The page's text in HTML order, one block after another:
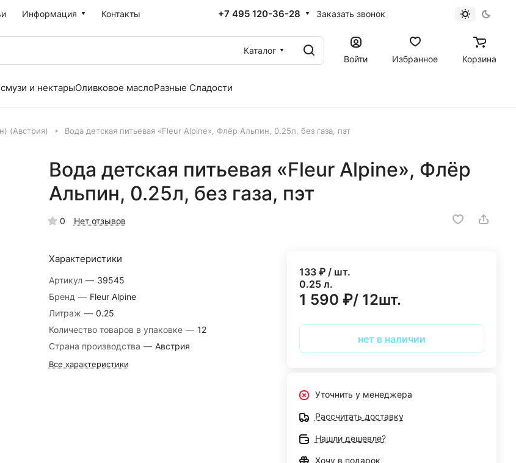
Информация Контакты +7 495 120-36-28 Заказать звонок
Каталог
Войти
Избранное Корзина
и нектарыОливковое маслоРазные Сладости
(Австрия) Вода детская питьевая «Fleur Alpine», Флёр Альпин, 0.25л, без газа, пэт
Вода детская питьевая «Fleur Alpine», Флёр
Альпин, 0.25л, без газа, пэт
0 Нет отзывов
Характеристики
Артикул — 39545
Бренд — Fleur Alpine
Литраж — 0.25
Количество товаров в упаковке — 12
Страна производства — Австрия
Все характеристики
133 ₽ / шт.
0.25 л.
1 590 ₽/ 12шт.
нет в наличии
Уточнить у менеджера
Рассчитать доставку
Нашли дешевле?
Хочу в подарок